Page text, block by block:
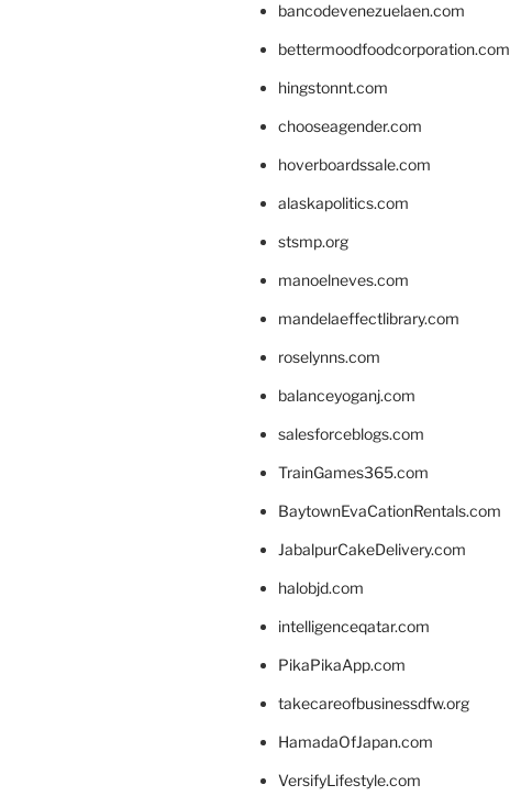
bancodevenezuelaen.com
bettermoodfoodcorporation.com
hingstonnt.com
chooseagender.com
hoverboardssale.com
alaskapolitics.com
stsmp.org
manoelneves.com
mandelaeffectlibrary.com
roselynns.com
balanceyoganj.com
salesforceblogs.com
TrainGames365.com
BaytownEvaCationRentals.com
JabalpurCakeDelivery.com
halobjd.com
intelligenceqatar.com
PikaPikaApp.com
takecareofbusinessdfw.org
HamadaOfJapan.com
VersifyLifestyle.com